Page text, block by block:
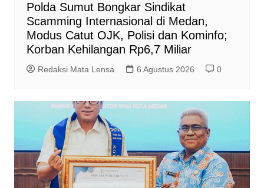
Polda Sumut Bongkar Sindikat
Scamming Internasional di Medan,
Modus Catut OJK, Polisi dan Kominfo;
Korban Kehilangan Rp6,7 Miliar
Redaksi Mata Lensa 6 Agustus 2026 0